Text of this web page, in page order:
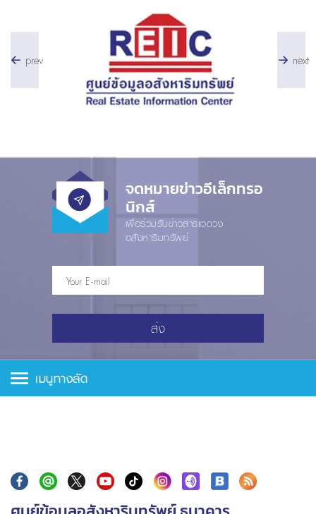
prev next
จดหมายข่าวอีเล็กทรอ
นิกส์
เพื่อร่วมรับข่าวสารแวดวง
อสังหาริมทรัพย์
ส่ง
เมนูทางลัด